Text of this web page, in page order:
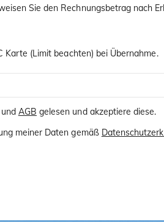
Sie den Rechnungsbetrag nach
Karte (Limit beachten) bei Übernahme.
AGB gelesen und akzeptiere diese.
meiner Daten gemäß